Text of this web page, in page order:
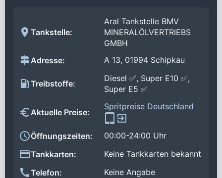
Tankstelle:
Aral Tankstelle BMV
MINERALÖLVERTRIEBS
GMBH
Adresse:
A 13, 01994 Schipkau
Treibstoffe:
Diesel ✅, Super E10 ✅,
Super E5 ✅
Aktuelle Preise:
Spritpreise Deutschland
Öffnungszeiten:
00:00-24:00 Uhr
Tankkarten:
Keine Tankkarten bekannt
Telefon:
Keine Angabe